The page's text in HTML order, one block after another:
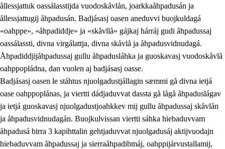
ållessjattuk oassálasstijda vuodoskåvlån, joarkkaåhpadusán ja
ållessjattugij åhpadusán. Badjásasj oasen aneduvvi buojkuldagá
«oahppe», «åhpadiddje» ja «skåvllå» gájkaj hárráj gudi åhpadussaj
oassálassti, divna virgálattja, divna skåvlå ja åhpadusvidnudagá.
Åhpadiddjijåhpadussaj gullu åhpadusláhka ja guoskavasj vuodoskåvlå
oahppopládna, dan vuolen aj badjásasj oasse.
Badjásasj oasen le stáhtus njuolgadustjállagin sæmmi gå divna ietjá
oase oahppoplánas, ja viertti dádjaduvvat dassta gå lågå åhpaduslágav
ja ietjá guoskavasj njuolgadustjoahkkev mij gullu åhpadussaj skåvlån
ja åhpadusvidnudagán. Buojkulvissan viertti sáhka hiebaduvvam
åhpadusá birra 3 kapihttalin gehtjaduvvat njuolgadusáj aktijvuodajn
hiebaduvvam åhpadussaj ja sierraåhpadibmáj, oahppijárvustallamij,